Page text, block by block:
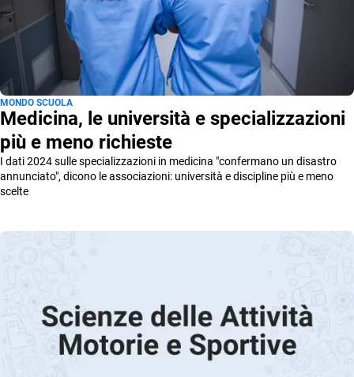
MONDO SCUOLA
Medicina, le università e specializzazioni
più e meno richieste
I dati 2024 sulle specializzazioni in medicina "confermano un disastro
annunciato", dicono le associazioni: università e discipline più e meno
scelte